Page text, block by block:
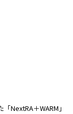
NextRA＋WARM」